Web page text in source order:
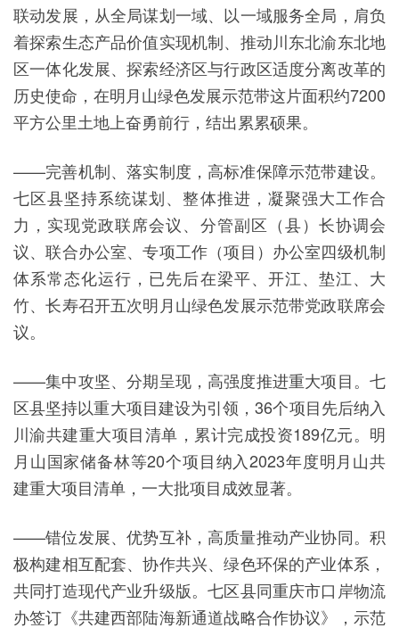
联动发展，从全局谋划一域、以一域服务全局，肩负
着探索生态产品价值实现机制、推动川东北渝东北地
区一体化发展、探索经济区与行政区适度分离改革的
历史使命，在明月山绿色发展示范带这片面积约7200
平方公里土地上奋勇前行，结出累累硕果。
——完善机制、落实制度，高标准保障示范带建设。
七区县坚持系统谋划、整体推进，凝聚强大工作合
力，实现党政联席会议、分管副区（县）长协调会
议、联合办公室、专项工作（项目）办公室四级机制
体系常态化运行，已先后在梁平、开江、垫江、大
竹、长寿召开五次明月山绿色发展示范带党政联席会
议。
——集中攻坚、分期呈现，高强度推进重大项目。七
区县坚持以重大项目建设为引领，36个项目先后纳入
川渝共建重大项目清单，累计完成投资189亿元。明
月山国家储备林等20个项目纳入2023年度明月山共
建重大项目清单，一大批项目成效显著。
——错位发展、优势互补，高质量推动产业协同。积
极构建相互配套、协作共兴、绿色环保的产业体系，
共同打造现代产业升级版。七区县同重庆市口岸物流
办签订《共建西部陆海新通道战略合作协议》，示范